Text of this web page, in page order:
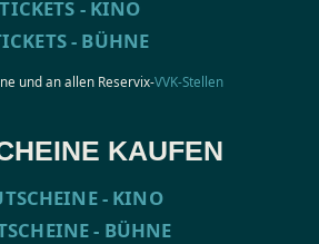
TICKETS - KINO
- BÜHNE
und an allen Reservix-VVK-Stellen
KAUFEN
- KINO
- BÜHNE